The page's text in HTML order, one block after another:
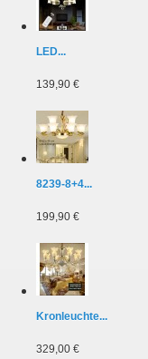
LED...
139,90 €
8239-8+4...
199,90 €
Kronleuchte...
329,00 €